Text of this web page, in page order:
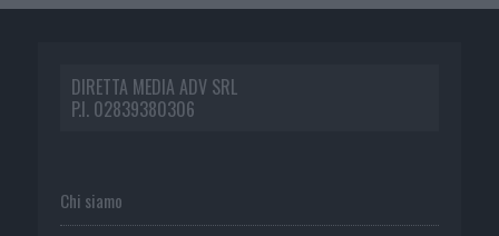
DIRETTA MEDIA ADV SRL
P.I. 02839380306
Chi siamo